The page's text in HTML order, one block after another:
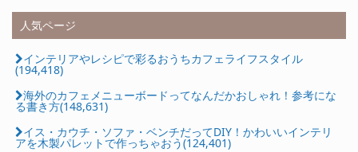
人気ページ
インテリアやレシピで彩るおうちカフェライフスタイル
(194,418)
海外のカフェメニューボードってなんだかおしゃれ！参考にな
る書き方(148,631)
イス・カウチ・ソファ・ベンチだってDIY！かわいいインテリ
アを木製パレットで作っちゃおう(124,401)